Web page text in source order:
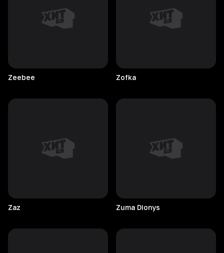
Zeebee Zofka
Zaz Zuma Dionys